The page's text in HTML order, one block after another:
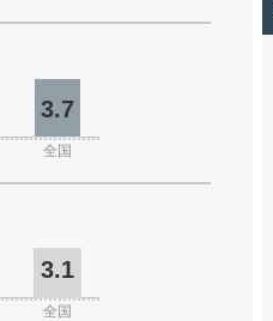
3.7
全国
3.1
全国